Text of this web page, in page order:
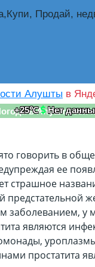
+25℃ Нет
Алушты в
говорить в
ее
страшное
предстательной
заболеванием, у
являются
простатита